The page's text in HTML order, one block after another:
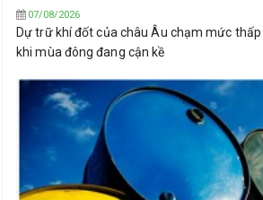
07/08/2026
Dự trữ khí đốt của châu Âu chạm mức
khi mùa đông đang cận kề